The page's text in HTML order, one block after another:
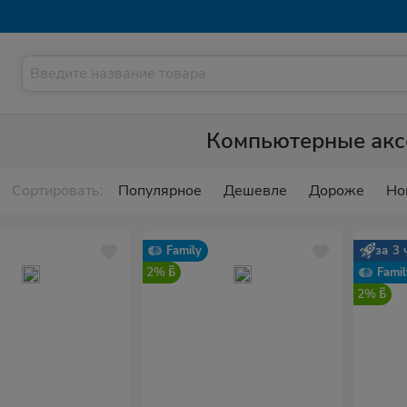
Компьютерные
Сортировать: Популярное Дешевле Дороже
Family
2%
за 3
2%